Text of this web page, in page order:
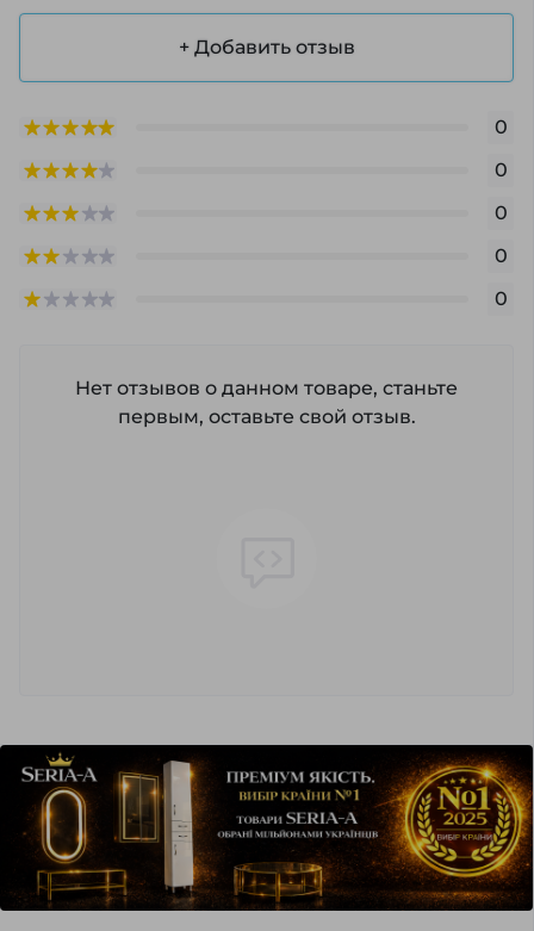
+ Добавить отзыв
0
0
0
0
0
Нет отзывов о данном товаре, станьте
первым, оставьте свой отзыв.